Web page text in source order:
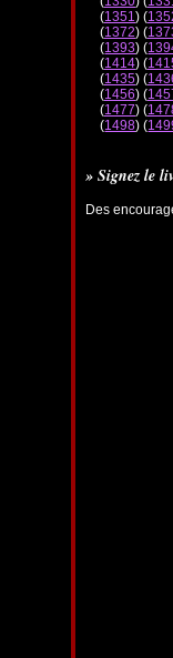
(1351) (
(1372) (
(1393) (
(1414) (
(1435) (
(1456) (
(1477) (
(1498) (
» Signez le
Des